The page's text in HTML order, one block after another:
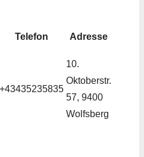
Telefon Adresse
+43435235835
10.
Oktoberstr.
57, 9400
Wolfsberg